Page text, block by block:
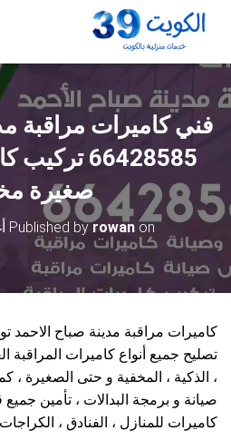
فني كاميرات مراقبة
66428585
صغيرة
Published byrowan on
كاميرات مراقبة مدينة صباح الاحمد
تصليح جميع أنواع كاميرات المراقبة
، الذكية ، المخفية و حتى الصغيرة ،
صيانة و برمجة البدالات ، تأمين جميع
كاميرات للمنازل ، الفنادق ،